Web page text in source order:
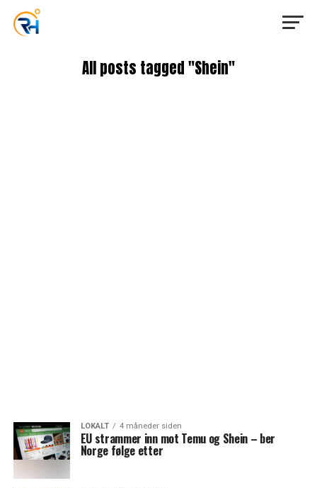
All posts tagged "Shein"
LOKALT 4 måneder siden
EU strammer inn mot Temu og Shein – ber
Norge følge etter